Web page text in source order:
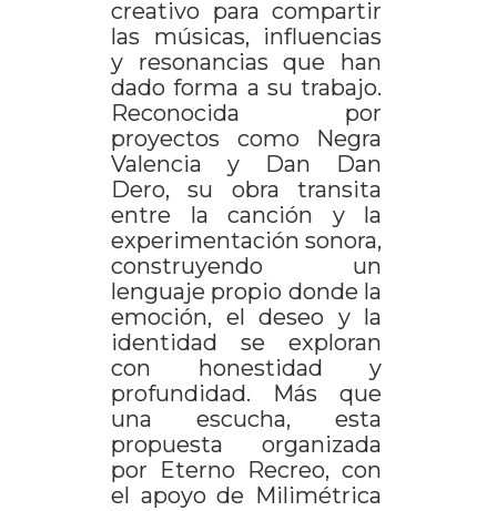
creativo para compartir
las músicas, influencias
y resonancias que han
dado forma a su trabajo.
Reconocida por
proyectos como Negra
Valencia y Dan Dan
Dero, su obra transita
entre la canción y la
experimentación sonora,
construyendo un
lenguaje propio donde la
emoción, el deseo y la
identidad se exploran
con honestidad y
profundidad. Más que
una escucha, esta
propuesta organizada
por Eterno Recreo, con
el apoyo de Milimétrica